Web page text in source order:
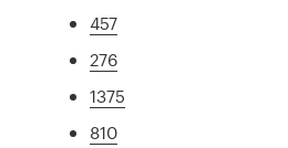
457
276
1375
810